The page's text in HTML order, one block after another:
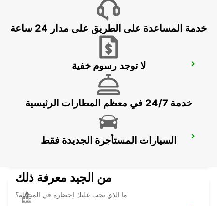
ST AVOLD
خدمة المساعدة على الطريق على مدار 24 ساعة
لا توجد رسوم خفية
خدمة 24/7 في معظم المطارات الرئيسية
السيارات المستأجرة الجديدة فقط
من الجيد معرفة ذلك
ما الذي يجب عليك إحضاره في المحطة؟